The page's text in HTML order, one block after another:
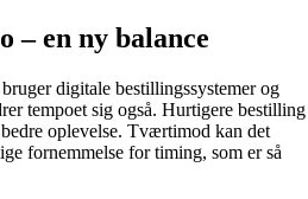
– en ny balance
digitale bestillingssystemer og
tempoet sig også. Hurtigere bestilling
oplevelse. Tværtimod kan det
fornemmelse for timing, som er så